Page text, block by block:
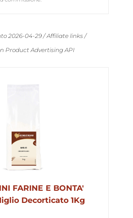
2026-04-29 / Affiliate links /
Product Advertising API
FARINE E BONTA'
Decorticato 1Kg